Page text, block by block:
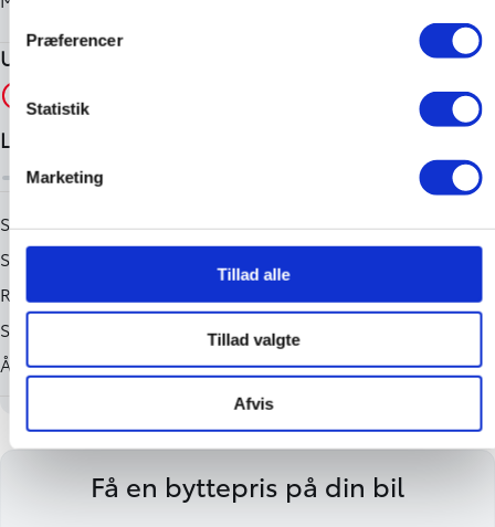
Præferencer
Statistik
Marketing
Tillad alle
Tillad valgte
Afvis
Få en byttepris på din bil